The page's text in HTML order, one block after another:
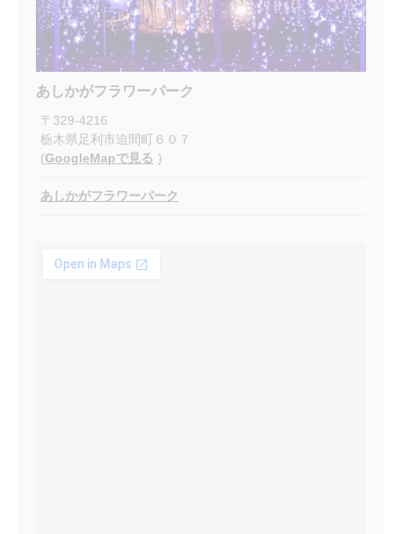
あしかがフラワーパーク
〒 329-4216
栃木県足利市迫間町６０７
(GoogleMapで見る )
あしかがフラワーパーク